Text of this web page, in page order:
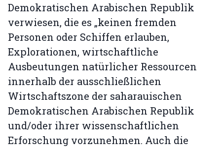
Demokratischen Arabischen Republik
verwiesen, die es „keinen fremden
Personen oder Schiffen erlauben,
Explorationen, wirtschaftliche
Ausbeutungen natürlicher Ressourcen
innerhalb der ausschließlichen
Wirtschaftszone der saharauischen
Demokratischen Arabischen Republik
und/oder ihrer wissenschaftlichen
Erforschung vorzunehmen. Auch die